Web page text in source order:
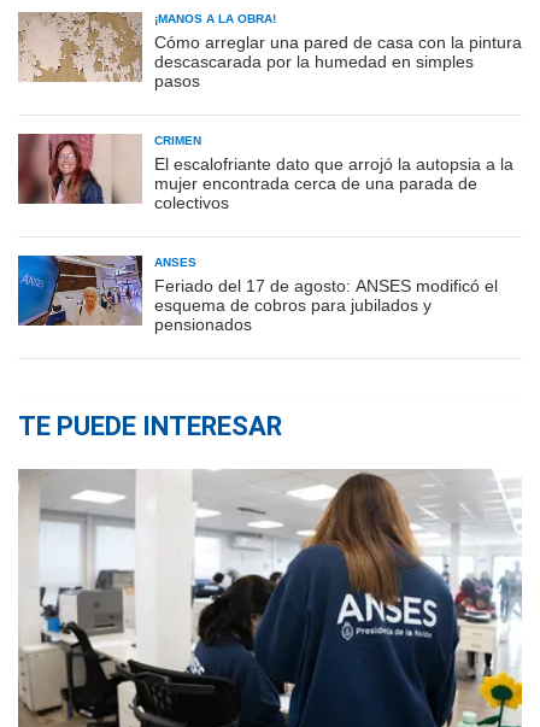
¡MANOS A LA OBRA!
Cómo arreglar una pared de casa con la pintura
descascarada por la humedad en simples
pasos
CRIMEN
El escalofriante dato que arrojó la autopsia a la
mujer encontrada cerca de una parada de
colectivos
ANSES
Feriado del 17 de agosto: ANSES modificó el
esquema de cobros para jubilados y
pensionados
TE PUEDE INTERESAR